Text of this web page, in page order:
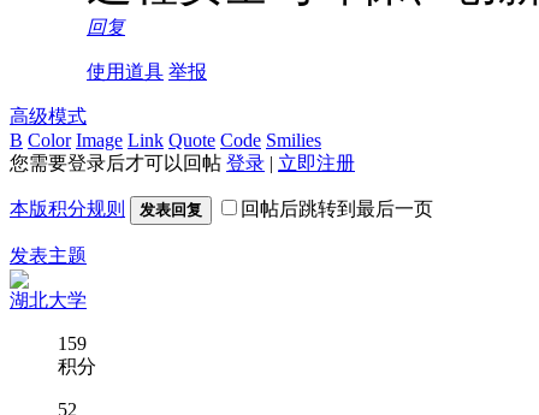
回复
使用道具 举报
高级模式
B Color Image Link Quote Code Smilies
您需要登录后才可以回帖 登录 | 立即注册
本版积分规则 发表回复 回帖后跳转到最后一页
发表主题
湖北大学
159
积分
52